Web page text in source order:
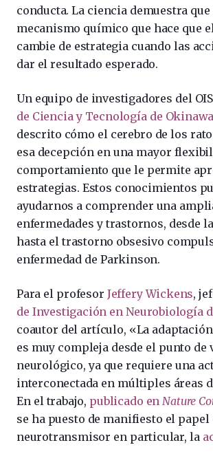
conducta. La ciencia demuestra
mecanismo químico que hace que
cambie de estrategia cuando las
dar el resultado esperado.
Un equipo de investigadores del
de Ciencia y Tecnología de Okinawa
descrito cómo el cerebro de los
esa decepción en una mayor
comportamiento que le permite
estrategias. Estos conocimientos
ayudarnos a comprender una
enfermedades y trastornos, desde
hasta el trastorno obsesivo
enfermedad de Parkinson.
Para el profesor Jeffery Wickens,
de Investigación en Neurobiología
coautor del artículo, «La
es muy compleja desde el punto de
neurológico, ya que requiere una
interconectada en múltiples áreas
En el trabajo, publicado en Nature
se ha puesto de manifiesto el papel
neurotransmisor en particular, la